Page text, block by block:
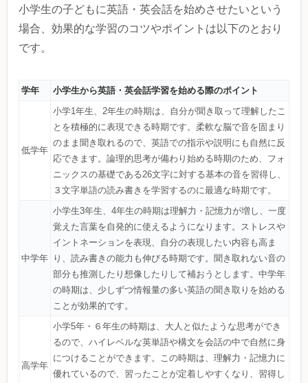
小学生の子どもに英語・英会話を始めさせたいという
場合、効果的な学習のコツやポイントは以下のとおり
です。
学年 小学生から英語・英会話学習を始める際のポイント
低学年
小学1年生、2年生の時期は、自分が聞き取って理解したこ
とを積極的に表現できる時期です。柔軟な脳で音を固まり
のまま聞き取れるので、英語での指示や説明にも自然に反
応できます。論理的思考が備わり始める時期のため、フォ
ニックスの基礎である26文字に対する基本の音を習得し、
３文字単語の読み書きを学習するのに最適な時期です。
中学年
小学生3年生、4年生の時期は理解力・記憶力が増し、一度
覚えた言葉を自発的に使えるようになります。ストレスや
イントネーションを表現、自分の表現したい内容も高ま
り、読み書きの能力も伸びる時期です。聞き取れない音の
部分も推測したり想像したりして補おうとします。中学年
の時期は、少しずつ情報量の多い英語の聞き取りを始める
ことが効果的です。
高学年
小学5年・６年生の時期は、大人と似たような思考ができ
るので、ハイレベルな英単語や構文を会話の中で自然に身
につけることができます。この時期は、理解力・記憶力に
優れているので、習ったことが定着しやすくなり、習得し